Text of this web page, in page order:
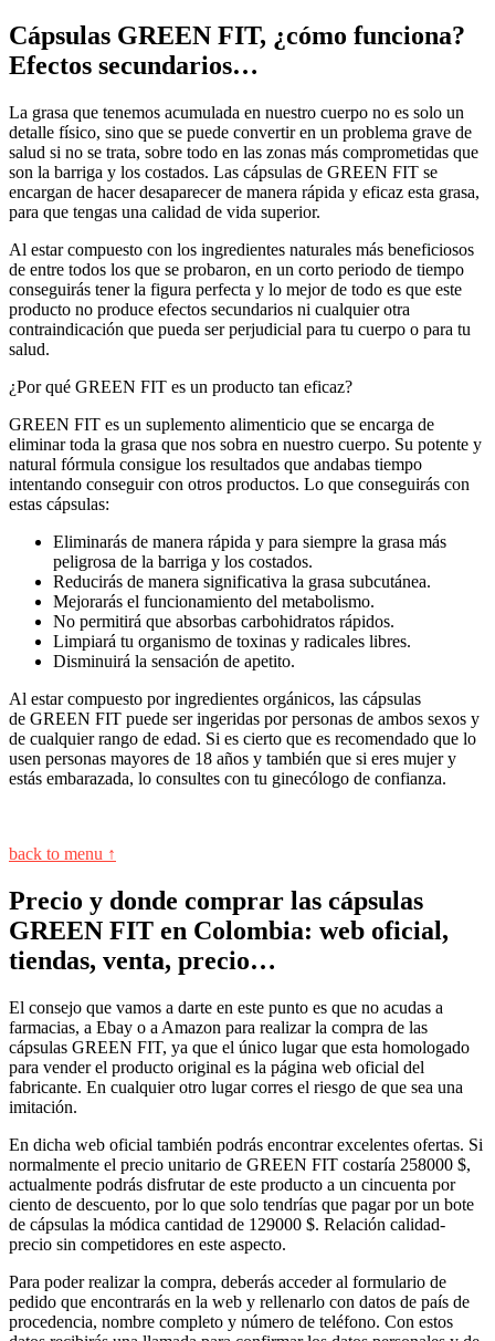
Cápsulas GREEN FIT, ¿cómo funciona?
Efectos secundarios…
La grasa que tenemos acumulada en nuestro cuerpo no es solo un
detalle físico, sino que se puede convertir en un problema grave de
salud si no se trata, sobre todo en las zonas más comprometidas que
son la barriga y los costados. Las cápsulas de GREEN FIT se
encargan de hacer desaparecer de manera rápida y eficaz esta grasa,
para que tengas una calidad de vida superior.
Al estar compuesto con los ingredientes naturales más beneficiosos
de entre todos los que se probaron, en un corto periodo de tiempo
conseguirás tener la figura perfecta y lo mejor de todo es que este
producto no produce efectos secundarios ni cualquier otra
contraindicación que pueda ser perjudicial para tu cuerpo o para tu
salud.
¿Por qué GREEN FIT es un producto tan eficaz?
GREEN FIT es un suplemento alimenticio que se encarga de
eliminar toda la grasa que nos sobra en nuestro cuerpo. Su potente y
natural fórmula consigue los resultados que andabas tiempo
intentando conseguir con otros productos. Lo que conseguirás con
estas cápsulas:
Eliminarás de manera rápida y para siempre la grasa más
peligrosa de la barriga y los costados.
Reducirás de manera significativa la grasa subcutánea.
Mejorarás el funcionamiento del metabolismo.
No permitirá que absorbas carbohidratos rápidos.
Limpiará tu organismo de toxinas y radicales libres.
Disminuirá la sensación de apetito.
Al estar compuesto por ingredientes orgánicos, las cápsulas
de GREEN FIT puede ser ingeridas por personas de ambos sexos y
de cualquier rango de edad. Si es cierto que es recomendado que lo
usen personas mayores de 18 años y también que si eres mujer y
estás embarazada, lo consultes con tu ginecólogo de confianza.
back to menu ↑
Precio y donde comprar las cápsulas
GREEN FIT en Colombia: web oficial,
tiendas, venta, precio…
El consejo que vamos a darte en este punto es que no acudas a
farmacias, a Ebay o a Amazon para realizar la compra de las
cápsulas GREEN FIT, ya que el único lugar que esta homologado
para vender el producto original es la página web oficial del
fabricante. En cualquier otro lugar corres el riesgo de que sea una
imitación.
En dicha web oficial también podrás encontrar excelentes ofertas. Si
normalmente el precio unitario de GREEN FIT costaría 258000 $,
actualmente podrás disfrutar de este producto a un cincuenta por
ciento de descuento, por lo que solo tendrías que pagar por un bote
de cápsulas la módica cantidad de 129000 $. Relación calidad-
precio sin competidores en este aspecto.
Para poder realizar la compra, deberás acceder al formulario de
pedido que encontrarás en la web y rellenarlo con datos de país de
procedencia, nombre completo y número de teléfono. Con estos